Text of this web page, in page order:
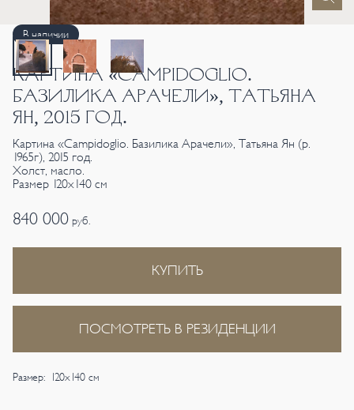
В наличии
КАРТИНА «CAMPIDOGLIO.
БАЗИЛИКА АРАЧЕЛИ», ТАТЬЯНА
ЯН, 2015 ГОД.
Картина «Campidoglio. Базилика Арачели», Татьяна Ян (р.
1965г), 2015 год.
Холст, масло.
Размер 120х140 см
840 000 руб.
КУПИТЬ
ПОСМОТРЕТЬ В РЕЗИДЕНЦИИ
Размер: 120х140 см